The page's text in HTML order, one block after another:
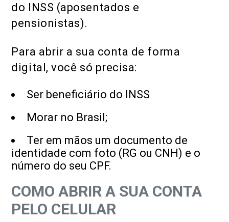
do INSS (aposentados e
pensionistas).
Para abrir a sua conta de forma
digital, você só precisa:
Ser beneficiário do INSS
Morar no Brasil;
Ter em mãos um documento de
identidade com foto (RG ou CNH) e o
número do seu CPF.
COMO ABRIR A SUA CONTA
PELO CELULAR